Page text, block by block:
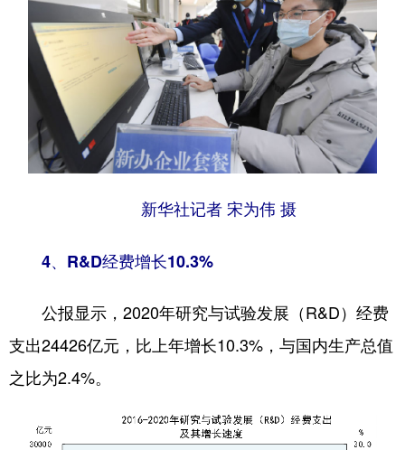
新华社记者 宋为伟 摄
4、R&D经费增长10.3%
公报显示，2020年研究与试验发展（R&D）经费
支出24426亿元，比上年增长10.3%，与国内生产总值
之比为2.4%。